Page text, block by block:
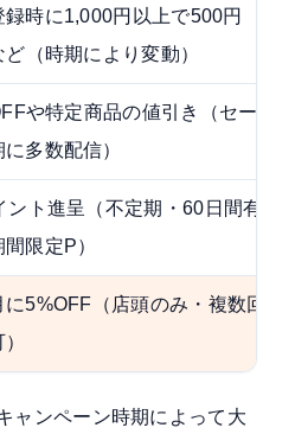
録時に1,000円以上で500円
（時期により変動）
や特定商品の値引き（セー
多数配信）
ント進呈（不定期・60日間有
限定P）
5%OFF（店頭のみ・複数回
ャンペーン時期によって大